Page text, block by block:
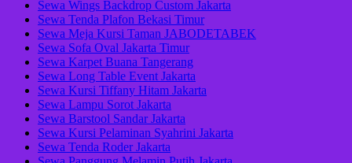
Sewa Wings Backdrop Custom Jakarta
Sewa Tenda Plafon Bekasi Timur
Sewa Meja Kursi Taman JABODETABEK
Sewa Sofa Oval Jakarta Timur
Sewa Karpet Buana Tangerang
Sewa Long Table Event Jakarta
Sewa Kursi Tiffany Hitam Jakarta
Sewa Lampu Sorot Jakarta
Sewa Barstool Sandar Jakarta
Sewa Kursi Pelaminan Syahrini Jakarta
Sewa Tenda Roder Jakarta